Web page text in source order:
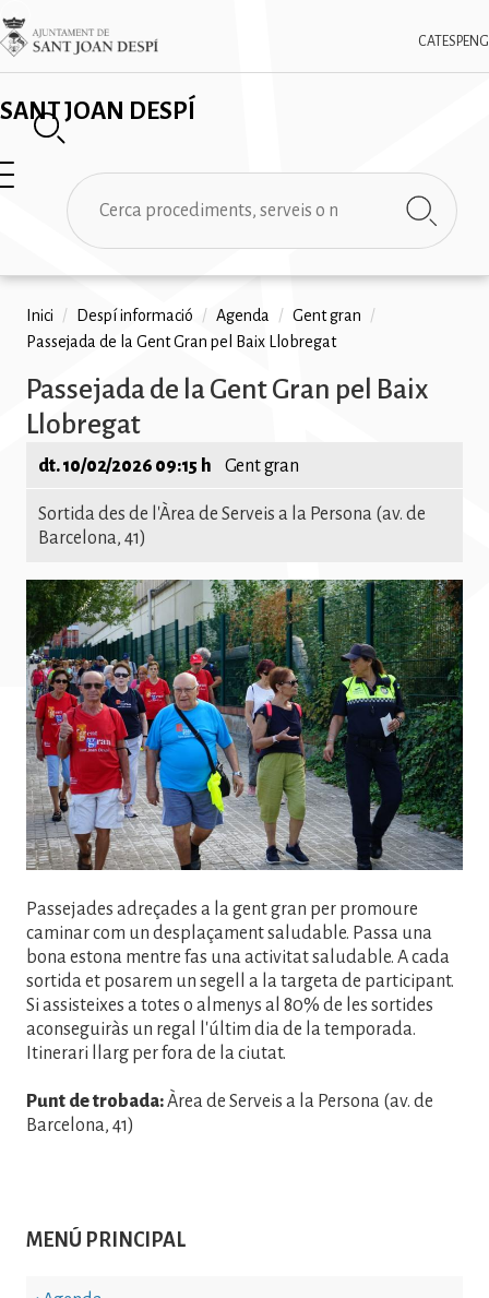
Vés
al
contingut
SANT JOAN DESPÍ
CAT ESPENG
Imatge
✕
Cerca
MENÚ PRINCIPAL
Fil
d'ariadna
Inici / Despí informació / Agenda / Gent gran
/
Passejada de la Gent Gran pel Baix Llobregat
Passejada de la Gent Gran pel Baix
Llobregat
dt. 10/02/2026 09:15 h Gent gran
Sortida des de l'Àrea de Serveis a la Persona (av. de
Barcelona, 41)
Passejades adreçades a la gent gran per promoure
caminar com un desplaçament saludable. Passa una
bona estona mentre fas una activitat saludable. A cada
sortida et posarem un segell a la targeta de participant.
Si assisteixes a totes o almenys al 80% de les sortides
aconseguiràs un regal l'últim dia de la temporada.
Itinerari llarg per fora de la ciutat.
Punt de trobada:Àrea de Serveis a la Persona (av. de
Barcelona, 41)
Imatge